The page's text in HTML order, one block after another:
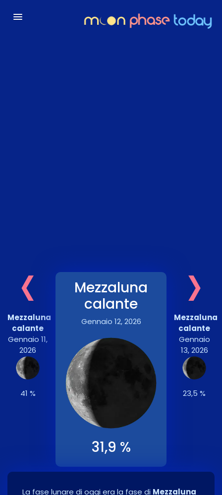
‹
Mezzaluna
calante
Gennaio 11,
2026
41 %
Mezzaluna
calante
Gennaio 12, 2026
31,9 %
›
Mezzaluna
calante
Gennaio
13, 2026
23,5 %
La fase lunare di oggi era la fase di Mezzaluna